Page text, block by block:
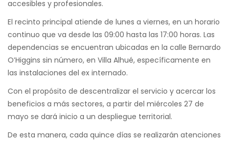
accesibles y profesionales.
El recinto principal atiende de lunes a viernes, en un horario
continuo que va desde las 09:00 hasta las 17:00 horas. Las
dependencias se encuentran ubicadas en la calle Bernardo
O’Higgins sin número, en Villa Alhué, específicamente en
las instalaciones del ex internado.
Con el propósito de descentralizar el servicio y acercar los
beneficios a más sectores, a partir del miércoles 27 de
mayo se dará inicio a un despliegue territorial.
De esta manera, cada quince días se realizarán atenciones